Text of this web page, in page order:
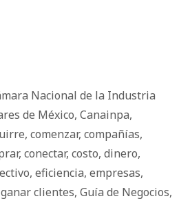
Nacional de la Industria
de México, Canainpa,
, comenzar, compañías,
, conectar, costo, dinero,
, eficiencia, empresas,
ganar clientes, Guía de Negocios,